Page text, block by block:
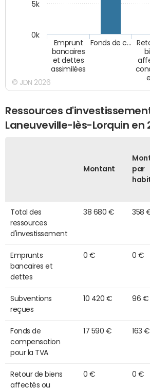
Emprunt
bancaires
et dettes
assimilées
Fonds de c…
0k
5k
© JDN 2026
Ressources
Laneuveville-lès-Lorquin en
Montant
par
Total des
ressources
d'investissement
38 680 € 358
Emprunts
bancaires et
dettes
0 € 0 €
Subventions
reçues
10 420 € 96 €
Fonds de
compensation
pour la TVA
17 590 € 163 €
Retour de biens
affectés ou
0 € 0 €